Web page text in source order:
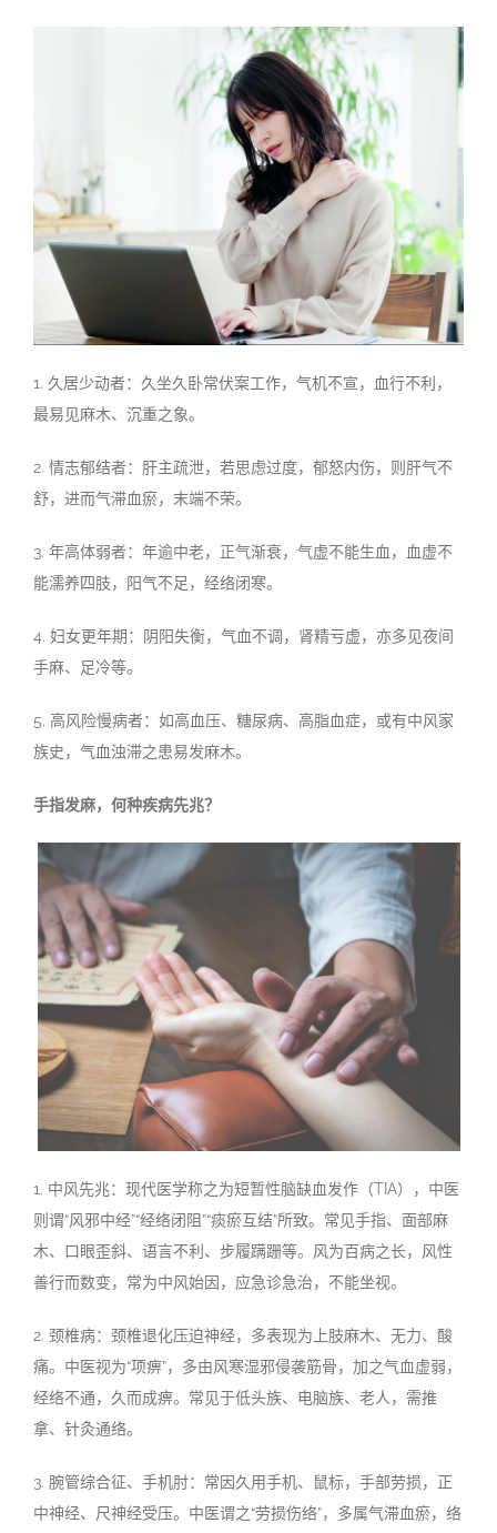
1. 久居少动者：久坐久卧常伏案工作，气机不宣，血行不利，
最易见麻木、沉重之象。
2. 情志郁结者：肝主疏泄，若思虑过度，郁怒内伤，则肝气不
舒，进而气滞血瘀，末端不荣。
3. 年高体弱者：年逾中老，正气渐衰，气虚不能生血，血虚不
能濡养四肢，阳气不足，经络闭寒。
4. 妇女更年期：阴阳失衡，气血不调，肾精亏虚，亦多见夜间
手麻、足冷等。
5. 高风险慢病者：如高血压、糖尿病、高脂血症，或有中风家
族史，气血浊滞之患易发麻木。
手指发麻，何种疾病先兆？
1. 中风先兆：现代医学称之为短暂性脑缺血发作（TIA），中医
则谓“风邪中经”“经络闭阻”“痰瘀互结”所致。常见手指、面部麻
木、口眼歪斜、语言不利、步履蹒跚等。风为百病之长，风性
善行而数变，常为中风始因，应急诊急治，不能坐视。
2. 颈椎病：颈椎退化压迫神经，多表现为上肢麻木、无力、酸
痛。中医视为“项痹”，多由风寒湿邪侵袭筋骨，加之气血虚弱，
经络不通，久而成痹。常见于低头族、电脑族、老人，需推
拿、针灸通络。
3. 腕管综合征、手机肘：常因久用手机、鼠标，手部劳损，正
中神经、尺神经受压。中医谓之“劳损伤络”，多属气滞血瘀，络